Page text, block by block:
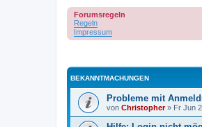
Forumsregeln
Regeln
Impressum
BEKANNTMACHUNGEN
Probleme mit
von Christopher» Fr Jun